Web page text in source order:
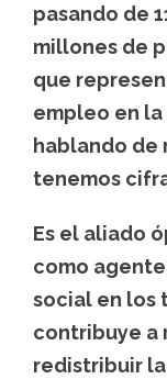
pasando de
millones de
que
empleo en la
hablando de
tenemos
Es el aliado
como
social en los
contribuye a
redistribuir